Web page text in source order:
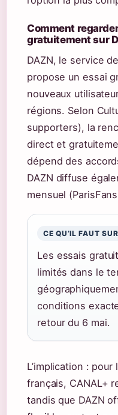
Comment
gratuitement sur
DAZN, le service
propose un essai
nouveaux
régions. Selon
supporters), la
direct et
dépend des
DAZN diffuse
mensuel
CE QU’IL FAUT
Les essais
limités dans le
conditions
retour du 6 mai.
L’implication :
français, CANAL+
tandis que DAZN